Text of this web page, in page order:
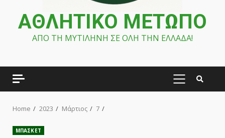
ΑΘΛΗΤΙΚΟ ΜΕΤΩΠΟ
ΑΠΟ ΤΗ ΜΥΤΙΛΗΝΗ ΣΕ ΟΛΗ ΤΗΝ ΕΛΛΑΔΑ!
PRIMARY
Home 2023 Μάρτιος 7
ΜΠΑΣΚΕΤ